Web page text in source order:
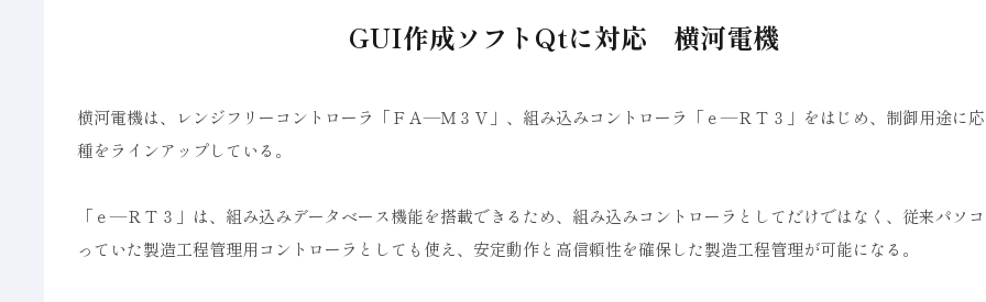
GUI作成ソフトQtに対応 横河電機
横河電機は、レンジフリーコントローラ「ＦＡ―Ｍ３Ｖ」、組み込みコントローラ「ｅ―ＲＴ３」をはじめ、制御用途に
種をラインアップしている。
「ｅ―ＲＴ３」は、組み込みデータベース機能を搭載できるため、組み込みコントローラとしてだけではなく、従来パソ
っていた製造工程管理用コントローラとしても使え、安定動作と高信頼性を確保した製造工程管理が可能になる。